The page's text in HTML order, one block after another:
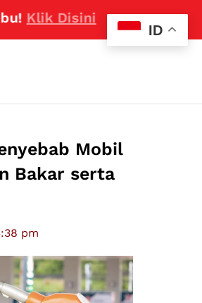
Disini
Mobil
Bakar serta
pm
ID